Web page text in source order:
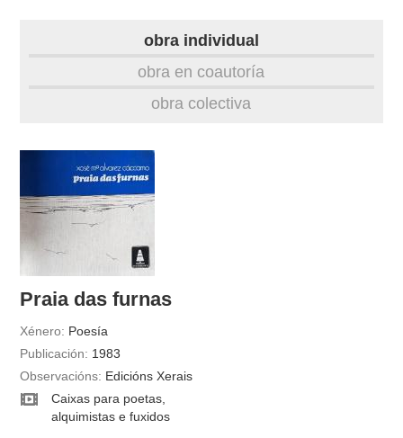
videoteca
materiais didácticos
outros docs
obra individual
obra en coautoría
obra colectiva
Praia das furnas
Xénero: Poesía
Publicación: 1983
Observacións: Edicións Xerais
Caixas para poetas,
alquimistas e fuxidos